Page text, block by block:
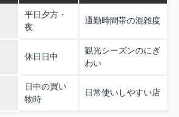
平日夕方・
夜
通勤時間帯の混雑度
休日日中
観光シーズンのにぎ
わい
日中の買い
物時
日常使いしやすい店